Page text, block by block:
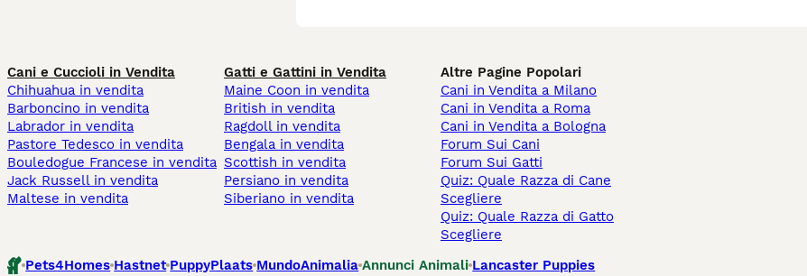
Cani e Cuccioli in Vendita
Chihuahua in vendita
Barboncino in vendita
Labrador in vendita
Pastore Tedesco in vendita
Bouledogue Francese in vendita
Jack Russell in vendita
Maltese in vendita
Gatti e Gattini in Vendita
Maine Coon in vendita
British in vendita
Ragdoll in vendita
Bengala in vendita
Scottish in vendita
Persiano in vendita
Siberiano in vendita
Altre Pagine Popolari
Cani in Vendita a Milano
Cani in Vendita a Roma
Cani in Vendita a Bologna
Forum Sui Cani
Forum Sui Gatti
Quiz: Quale Razza di Cane
Scegliere
Quiz: Quale Razza di Gatto
Scegliere
Pets4Homes Hastnet PuppyPlaats MundoAnimalia Annunci Animali Lancaster Puppies